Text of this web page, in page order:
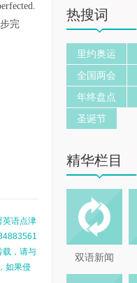
完
英语点津
载，请与
如果侵
热搜词
里约奥运
全国两会
年终盘点
圣诞节
精华栏目
双语新闻